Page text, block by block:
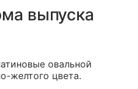
выпуска
овальной
желтого цвета.